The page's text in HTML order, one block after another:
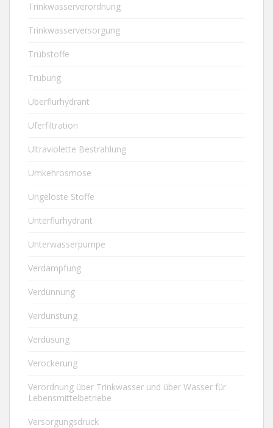
Trinkwasserverordnung
Trinkwasserversorgung
Trübstoffe
Trübung
Überflurhydrant
Uferfiltration
Ultraviolette Bestrahlung
Umkehrosmose
Ungelöste Stoffe
Unterflurhydrant
Unterwasserpumpe
Verdampfung
Verdünnung
Verdunstung
Verdüsung
Verockerung
Verordnung über Trinkwasser und über Wasser für
Lebensmittelbetriebe
Versorgungsdruck